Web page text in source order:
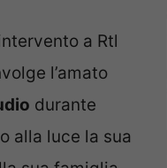
a Rtl
l’amato
durante
alla luce la sua